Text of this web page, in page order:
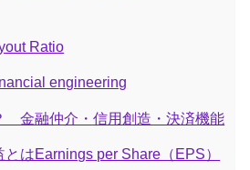
Ratio
engineering
金融仲介・信用創造・決済機能
とはEarnings per Share（EPS）